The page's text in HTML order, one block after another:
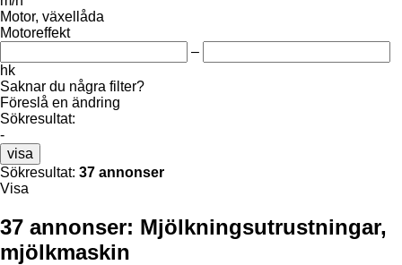
Motor, växellåda
Motoreffekt
–
hk
Saknar du några filter?
Föreslå en ändring
Sökresultat:
-
visa
Sökresultat: 37 annonser
Visa
37 annonser: Mjölkningsutrustningar,
mjölkmaskin